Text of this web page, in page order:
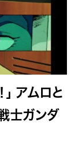
アムロと